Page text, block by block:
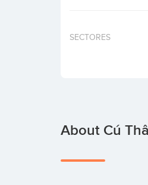
SECTORES
About Cú